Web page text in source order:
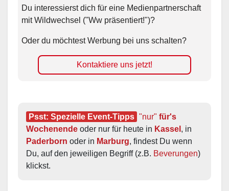
Du interessierst dich für eine Medienpartnerschaft
mit Wildwechsel ("Ww präsentiert!")?
Oder du möchtest Werbung bei uns schalten?
Kontaktiere uns jetzt!
Psst: Spezielle Event-Tipps "nur" für's
Wochenende oder nur für heute in Kassel
Paderborn oder in Marburg, findest Du wenn
Du, auf den jeweiligen Begriff (z.B. Beverungen)
klickst.